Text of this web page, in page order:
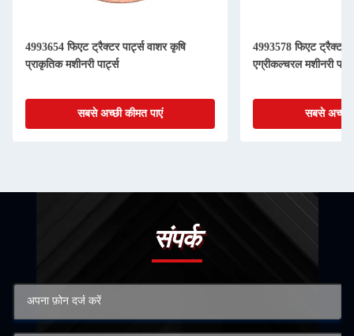
4993654 फिएट ट्रैक्टर पार्ट्स वाशर कृषि
प्राकृतिक मशीनरी पार्ट्स
सबसे अच्छी कीमत पाएं
4993578 फिएट ट्रैक्टर
एग्रीकल्चरल मशीनरी
सबसे अच्छी
संपर्क